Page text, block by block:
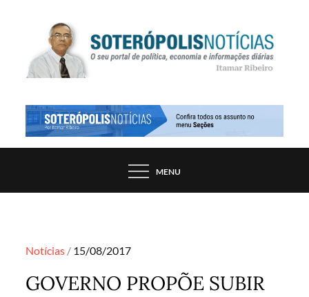
SOTERÓPOLIS NOTÍCIAS
PORTAL DE NOTÍCIAS DE SALVADOR E
MENU
Notícias Posted
15/08/2017
GOVERNO PROPÕE SUBIR